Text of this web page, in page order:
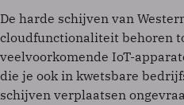
De harde schijven van
cloudfunctionaliteit behoren
veelvoorkomende IoT-
die je ook in kwetsbare
schijven verplaatsen